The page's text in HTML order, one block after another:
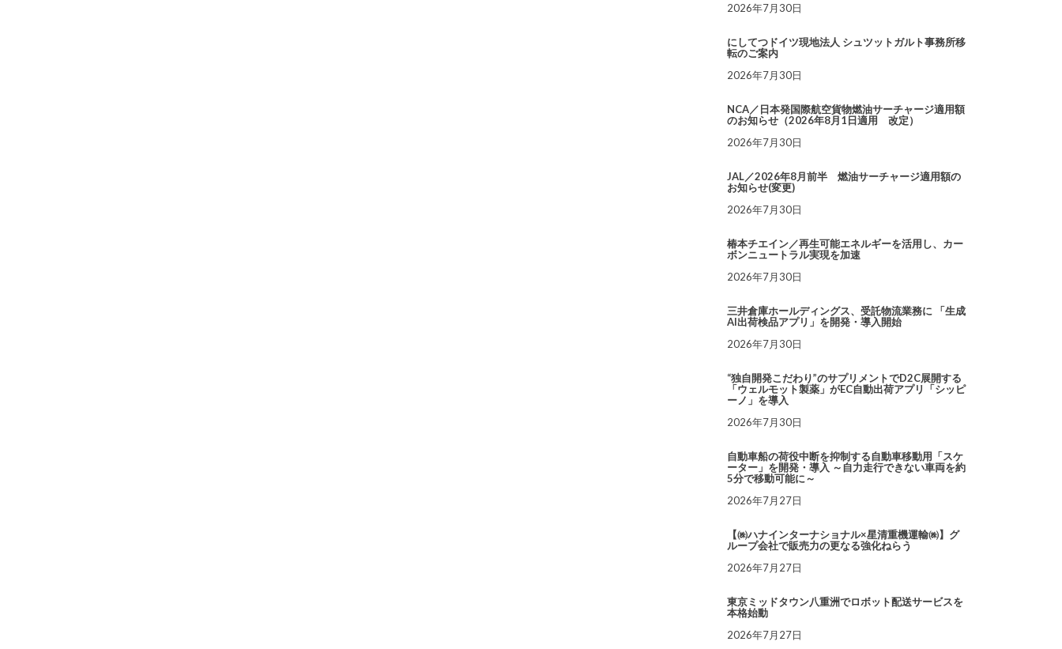
2026年7月30日
にしてつドイツ現地法人 シュツットガルト事務所移
転のご案内
2026年7月30日
NCA／日本発国際航空貨物燃油サーチャージ適用額
のお知らせ（2026年8月1日適用 改定）
2026年7月30日
JAL／2026年8月前半 燃油サーチャージ適用額の
お知らせ(変更)
2026年7月30日
椿本チエイン／再生可能エネルギーを活用し、カー
ボンニュートラル実現を加速
2026年7月30日
三井倉庫ホールディングス、受託物流業務に 「生成
AI出荷検品アプリ」を開発・導入開始
2026年7月30日
“独自開発こだわり”のサプリメントでD2C展開する
「ウェルモット製薬」がEC自動出荷アプリ「シッピ
ーノ」を導入
2026年7月30日
自動車船の荷役中断を抑制する自動車移動用「スケ
ーター」を開発・導入 ～自力走行できない車両を約
5分で移動可能に～
2026年7月27日
【㈱ハナインターナショナル×星清重機運輸㈱】グ
ループ会社で販売力の更なる強化ねらう
2026年7月27日
東京ミッドタウン八重洲でロボット配送サービスを
本格始動
2026年7月27日